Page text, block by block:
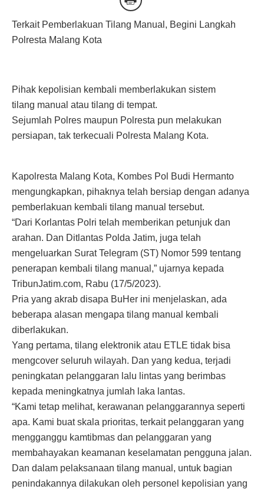
Terkait Pemberlakuan Tilang Manual, Begini Langkah
Polresta Malang Kota
Pihak kepolisian kembali memberlakukan sistem
tilang manual atau tilang di tempat.
Sejumlah Polres maupun Polresta pun melakukan
persiapan, tak terkecuali Polresta Malang Kota.
Kapolresta Malang Kota, Kombes Pol Budi Hermanto
mengungkapkan, pihaknya telah bersiap dengan adanya
pemberlakuan kembali tilang manual tersebut.
“Dari Korlantas Polri telah memberikan petunjuk dan
arahan. Dan Ditlantas Polda Jatim, juga telah
mengeluarkan Surat Telegram (ST) Nomor 599 tentang
penerapan kembali tilang manual,” ujarnya kepada
TribunJatim.com, Rabu (17/5/2023).
Pria yang akrab disapa BuHer ini menjelaskan, ada
beberapa alasan mengapa tilang manual kembali
diberlakukan.
Yang pertama, tilang elektronik atau ETLE tidak bisa
mengcover seluruh wilayah. Dan yang kedua, terjadi
peningkatan pelanggaran lalu lintas yang berimbas
kepada meningkatnya jumlah laka lantas.
“Kami tetap melihat, kerawanan pelanggarannya seperti
apa. Kami buat skala prioritas, terkait pelanggaran yang
mengganggu kamtibmas dan pelanggaran yang
membahayakan keamanan keselamatan pengguna jalan.
Dan dalam pelaksanaan tilang manual, untuk bagian
penindakannya dilakukan oleh personel kepolisian yang